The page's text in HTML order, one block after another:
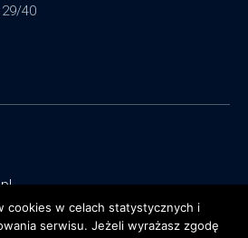
40
cookies w celach statystycznych i
serwisu. Jeżeli wyrażasz zgodę